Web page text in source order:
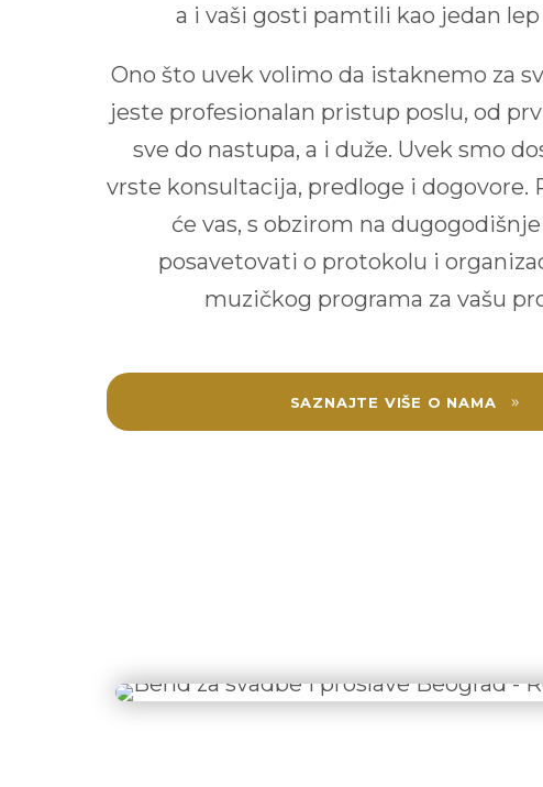
a i vaši gosti pamtili kao jedan
Ono što uvek volimo da istaknemo za
jeste profesionalan pristup poslu, od
sve do nastupa, a i duže. Uvek smo
vrste konsultacija, predloge i dogovore.
će vas, s obzirom na
posavetovati o protokolu i
muzičkog programa za vašu
SAZNAJTE VIŠE O NAMA